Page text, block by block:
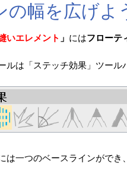
の幅を広げよ
いエレメント 」 にはフローテ
ルは「ステッチ効果」ツール
は一つのベースラインができ